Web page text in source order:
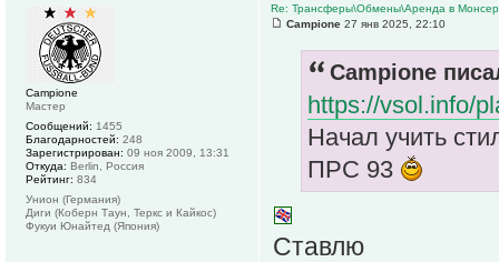
Re: Трансферы\Обмены\Аренда в
Campione 27 янв 2025, 22:10
Campione
https://vsol.info/
Начал учить
ПРС 93
Ставлю
Campione
Мастер
Сообщений: 1455
Благодарностей: 248
Зарегистрирован: 09 ноя 2009, 13:31
Откуда: Berlin, Россия
Рейтинг: 834
Унион (Германия)
Диги (Коберн Таун, Теркс и Кайкос)
Фукуи Юнайтед (Япония)